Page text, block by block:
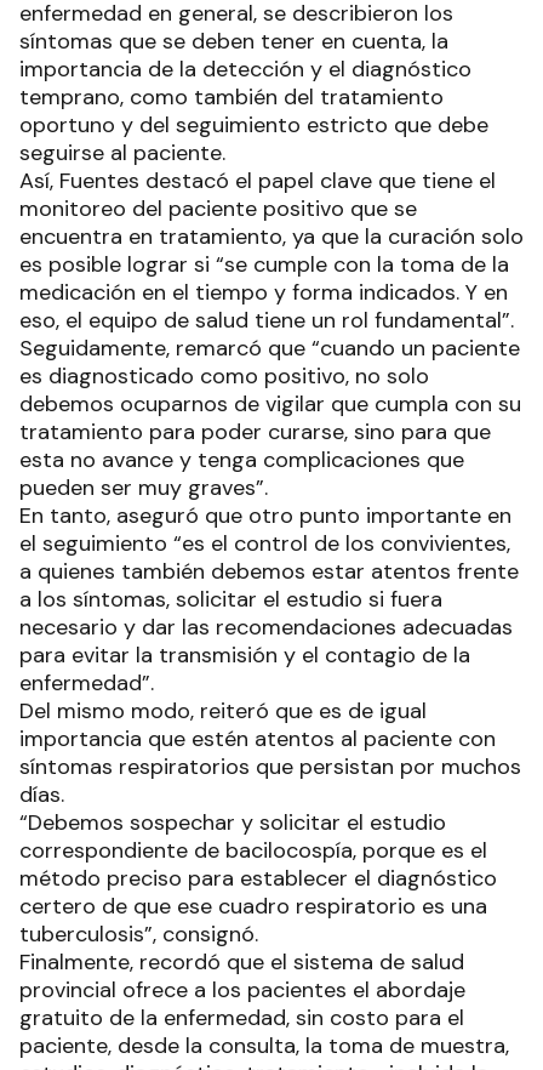
enfermedad en general, se describieron los
síntomas que se deben tener en cuenta, la
importancia de la detección y el diagnóstico
temprano, como también del tratamiento
oportuno y del seguimiento estricto que debe
seguirse al paciente.
Así, Fuentes destacó el papel clave que tiene el
monitoreo del paciente positivo que se
encuentra en tratamiento, ya que la curación solo
es posible lograr si “se cumple con la toma de la
medicación en el tiempo y forma indicados. Y en
eso, el equipo de salud tiene un rol fundamental”.
Seguidamente, remarcó que “cuando un paciente
es diagnosticado como positivo, no solo
debemos ocuparnos de vigilar que cumpla con su
tratamiento para poder curarse, sino para que
esta no avance y tenga complicaciones que
pueden ser muy graves”.
En tanto, aseguró que otro punto importante en
el seguimiento “es el control de los convivientes,
a quienes también debemos estar atentos frente
a los síntomas, solicitar el estudio si fuera
necesario y dar las recomendaciones adecuadas
para evitar la transmisión y el contagio de la
enfermedad”.
Del mismo modo, reiteró que es de igual
importancia que estén atentos al paciente con
síntomas respiratorios que persistan por muchos
días.
“Debemos sospechar y solicitar el estudio
correspondiente de bacilocospía, porque es el
método preciso para establecer el diagnóstico
certero de que ese cuadro respiratorio es una
tuberculosis”, consignó.
Finalmente, recordó que el sistema de salud
provincial ofrece a los pacientes el abordaje
gratuito de la enfermedad, sin costo para el
paciente, desde la consulta, la toma de muestra,